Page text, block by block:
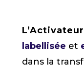
labellisée et
dans la